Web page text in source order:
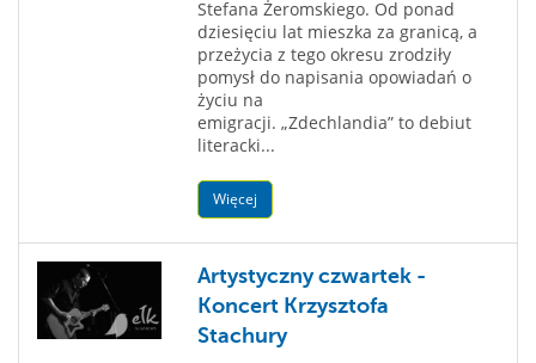
Stefana Żeromskiego. Od ponad
dziesięciu lat mieszka za granicą, a
przeżycia z tego okresu zrodziły
pomysł do napisania opowiadań o
życiu na
emigracji. „Zdechlandia” to debiut
literacki...
Więcej
Artystyczny czwartek -
Koncert Krzysztofa
Stachury